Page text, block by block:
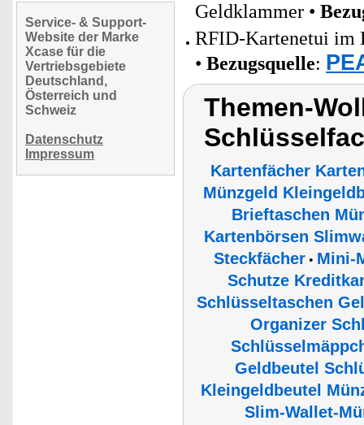
Service- & Support-
Website der Marke
Xcase für die
Vertriebsgebiete
Deutschland,
Österreich und
Schweiz
Datenschutz
Impressum
Geldklammer •
RFID-Kartenetui im
• Bezugsquelle:
Themen-
Kartenfächer
Münzgeld
Brieftaschen
Kartenbörsen
Steckfächer • Mini-
Schutze
Schlüsseltaschen
Organizer
Geldbeutel
Kleingeldbeutel
Slim-Wallet-